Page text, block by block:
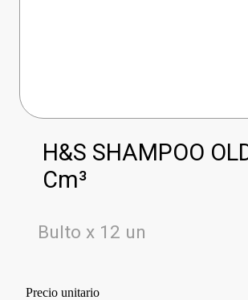
H&S SHAMPOO
Cm³
Bulto x 12 un
Precio unitario